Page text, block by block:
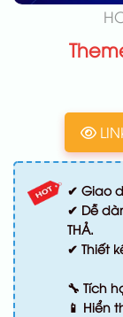
✔ Giao
✔ Dễ
THẢ.
✔ Thiết
🔧 Tích
📱 Hiển